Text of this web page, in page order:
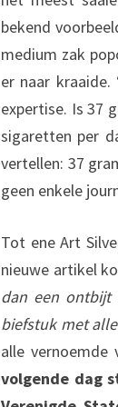
bekend
medium zak
er naar kraaide.
expertise. Is 37
sigaretten per
vertellen: 37
geen enkele
Tot ene Art
nieuwe artikel
dan een ontbijt
biefstuk met
alle
volgende dag